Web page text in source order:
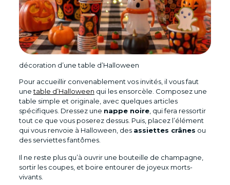
décoration d’une table d’Halloween
Pour accueillir convenablement vos invités, il vous faut
unetable d’Halloween qui les ensorcèle. Composez une
table simple et originale, avec quelques articles
spécifiques. Dressez une nappe noire, qui fera ressortir
tout ce que vous poserez dessus. Puis, placez l’élément
qui vous renvoie à Halloween, des assiettes crânes ou
des serviettes fantômes.
Il ne reste plus qu’à ouvrir une bouteille de champagne,
sortir les coupes, et boire entourer de joyeux morts-
vivants.